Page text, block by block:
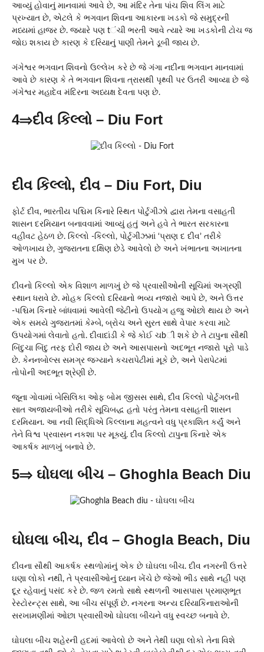
આવ્યું હોવાનું માનવામાં આવે છે, આ મંદિર તેના પાંચ શિવ લિંગ માટે
પ્રખ્યાત છે, એટલે કે ભગવાન શિવના આકારના ખડકો જે સમુદ્રની
મધ્યમાં હાજર છે. જ્યારે પણ tંચી ભરતી આવે ત્યારે આ ખડકોની ટોચ જ
જોઇ શકાય છે કારણ કે દરિયાનું પાણી તેમને ડૂબી જાય છે.
ગંગેશ્વર ભગવાન શિવનો ઉલ્લેખ કરે છે જે ગંગા નદીના ભગવાન માનવામાં
આવે છે કારણ કે તે ભગવાન શિવના ત્રાસથી પૃથ્વી પર ઉતરી આવ્યા છે જે
ગંગેશ્વર મહાદેવ મંદિરના અધ્યક્ષ દેવતા પણ છે.
4⇒દીવ કિલ્લો – Diu Fort
દીવ કિલ્લો, દીવ – Diu Fort, Diu
ફોર્ટ દીવ, ભારતીય પશ્ચિમ કિનારે સ્થિત પોર્ટુગીઝો દ્વારા તેમના વસાહતી
શાસન દરમિયાન બનાવવામાં આવ્યું હતું અને હવે તે ભારત સરકારના
વહીવટ હેઠળ છે. કિલ્લો -કિલ્લો, પોર્ટુગીઝમાં ‘પ્રાણ દ દીવ’ તરીકે
ઓળખાય છે, ગુજરાતના દક્ષિણ છેડે આવેલો છે અને ખંભાતના અખાતના
મુખ પર છે.
દીવનો કિલ્લો એક વિશાળ માળખું છે જે પ્રવાસીઓની સૂચિમાં અગ્રણી
સ્થાન ધરાવે છે. મોહક કિલ્લો દરિયાનો ભવ્ય નજારો આપે છે, અને ઉત્તર
-પશ્ચિમ કિનારે બાંધવામાં આવેલી જેટીનો ઉપયોગ હજુ ઓછો થાય છે અને
એક સમયે ગુજરાતમાં કેમ્બે, બ્રોચ અને સુરત સાથે વેપાર કરવા માટે
ઉપયોગમાં લેવાતો હતો. દીવાદાંડી કે જે કોઈ ચbી શકે છે તે ટાપુના સૌથી
બિંદુચા બિંદુ તરફ દોરી જાય છે અને આસપાસનો અદભૂત નજારો પૂરો પાડે
છે. કેનનબોલ્સ સમગ્ર જગ્યાને કચરાપેટીમાં મૂકે છે, અને પેરાપેટમાં
તોપોની અદભૂત શ્રેણી છે.
જૂના ગોવામાં બેસિલિકા ઓફ બોમ જીસસ સાથે, દીવ કિલ્લો પોર્ટુગલની
સાત અજાયબીઓ તરીકે સૂચિબદ્ધ હતો પરંતુ તેમના વસાહતી શાસન
દરમિયાન. આ નવી સિદ્ધિએ કિલ્લાના મહત્વને વધુ પ્રકાશિત કર્યું અને
તેને વિશ્વ પ્રવાસન નકશા પર મૂક્યું. દીવ કિલ્લો ટાપુના કિનારે એક
આકર્ષક માળખું બનાવે છે.
5⇒ ઘોઘલા બીચ – Ghoghla Beach Diu
ઘોઘલા બીચ, દીવ – Ghogla Beach, Diu
દીવના સૌથી આકર્ષક સ્થળોમાંનું એક છે ઘોઘલા બીચ. દીવ નગરની ઉત્તરે
ઘણા લોકો નથી, તે પ્રવાસીઓનું ધ્યાન ખેંચે છે જેઓ ભીડ સાથે નહીં પણ
દૂર રહેવાનું પસંદ કરે છે. જળ રમતો સાથે સ્થળની આસપાસ પ્રમાણભૂત
રેસ્ટોરન્ટ્સ સાથે, આ બીચ સંપૂર્ણ છે. નગરના અન્ય દરિયાકિનારાઓની
સરખામણીમાં ઓછા પ્રવાસીઓ ઘોઘલા બીચને વધુ સ્વચ્છ બનાવે છે.
ઘોઘલા બીચ શહેરની હદમાં આવેલો છે અને તેથી ઘણા લોકો તેના વિશે